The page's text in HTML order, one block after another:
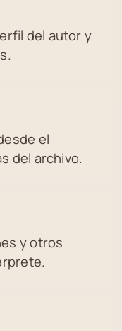
del autor y
el
del archivo.
y otros